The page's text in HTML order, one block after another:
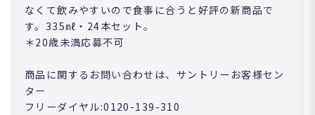
なくて飲みやすいので食事に合うと好評の新商品で
す。335㎖・24本セット。
＊20歳未満応募不可
商品に関するお問い合わせは、サントリーお客様セン
ター
フリーダイヤル:0120-139-310